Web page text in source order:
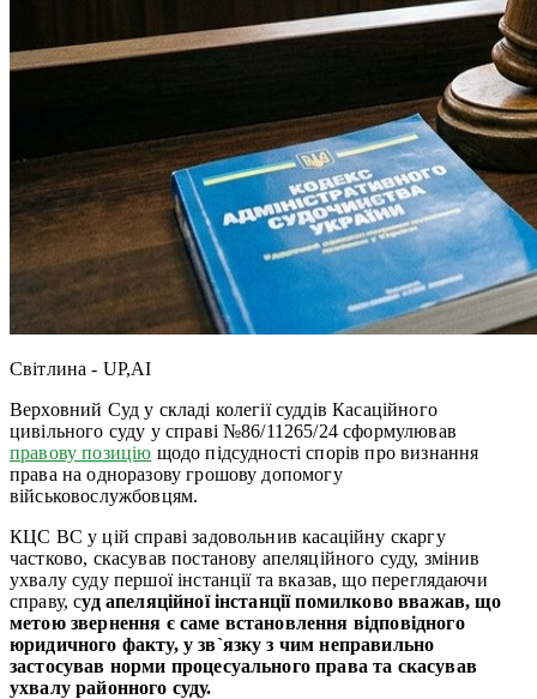
Світлина - UP,AI
Верховний Суд у складі колегії суддів Касаційного
цивільного суду у справі №86/11265/24 сформулював
правову позицію щодо підсудності спорів про визнання
права на одноразову грошову допомогу
військовослужбовцям.
КЦС ВС у цій справі задовольнив касаційну скаргу
частково, скасував постанову апеляційного суду, змінив
ухвалу суду першої інстанції та вказав, що переглядаючи
справу, суд апеляційної інстанції помилково вважав, що
метою звернення є саме встановлення відповідного
юридичного факту, у зв`язку з чим неправильно
застосував норми процесуального права та скасував
ухвалу районного суду.